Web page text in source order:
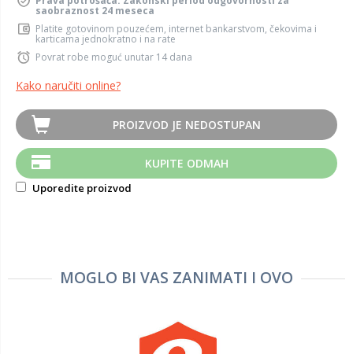
saobraznost 24 meseca
Platite gotovinom pouzećem, internet bankarstvom, čekovima i
karticama jednokratno i na rate
Povrat robe moguć unutar 14 dana
Kako naručiti online?
PROIZVOD JE NEDOSTUPAN
KUPITE ODMAH
Uporedite proizvod
MOGLO BI VAS ZANIMATI I OVO